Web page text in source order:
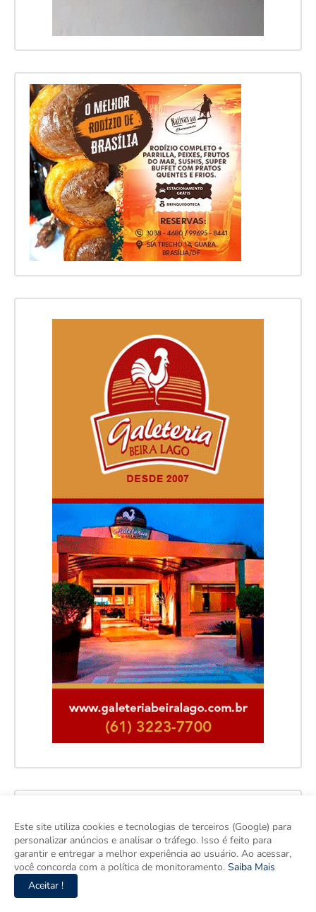
Este site utiliza cookies e tecnologias de terceiros (Google) para
personalizar anúncios e analisar o tráfego. Isso é feito para
garantir e entregar a melhor experiência ao usuário. Ao acessar,
você concorda com a política de monitoramento. Saiba Mais
Aceitar !